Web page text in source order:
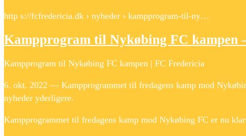
http s://fcfredericia.dk › nyheder › kampprogram-til-ny…
Kampprogram til Nykøbing FC kampen
Kampprogram til Nykøbing FC kampen | FC Fredericia
6. okt. 2022 — Kampprogrammet til fredagens kamp mod
nyheder yderligere.
Kampprogrammet til fredagens kamp mod Nykøbing FC er nu